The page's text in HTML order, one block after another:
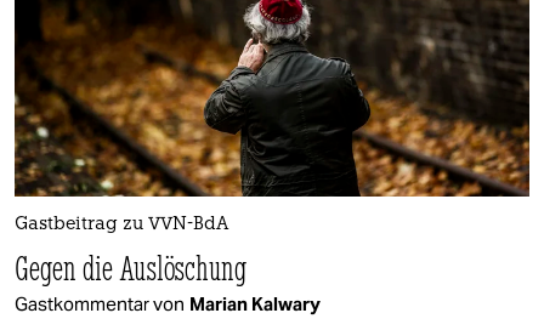
Gastbeitrag zu VVN-BdA
Gegen die Auslöschung
Gastkommentar von Marian Kalwary